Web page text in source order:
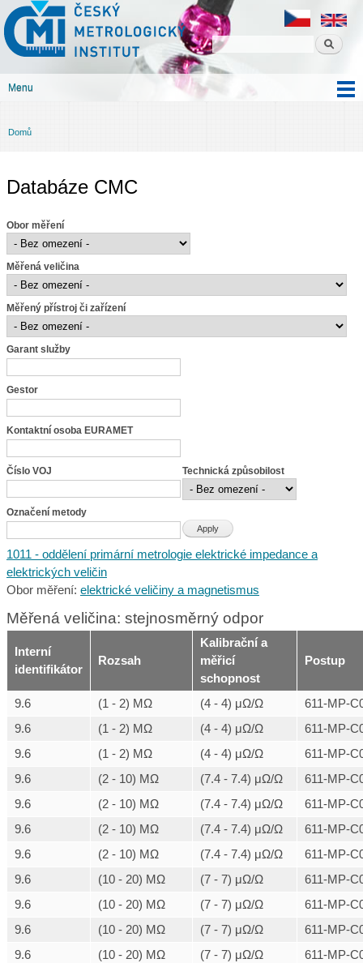
obsahu
Český
metrologický
institut
Menu
Jste zde
Domů
Databáze CMC
Obor měření
Měřená veličina
Měřený přístroj či zařízení
Garant služby
Gestor
Kontaktní osoba EURAMET
Číslo VOJ Technická způsobilost
Označení metody
1011 - oddělení primární metrologie elektrické impedance a
elektrických veličin
Obor měření: elektrické veličiny a magnetismus
Měřená veličina: stejnosměrný odpor
Interní
identifikátor
Rozsah
Kalibrační a
měřicí
schopnost
Postup
9.6 (1 - 2) MΩ (4 - 4) μΩ/Ω
611-MP-
9.6
(1 - 2) MΩ (4 - 4) μΩ/Ω
611-MP-
9.6
(1 - 2) MΩ (4 - 4) μΩ/Ω
611-MP-
9.6
(2 - 10) MΩ (7.4 - 7.4) μΩ/Ω
611-MP-
9.6
(2 - 10) MΩ (7.4 - 7.4) μΩ/Ω
611-MP-
9.6
(2 - 10) MΩ (7.4 - 7.4) μΩ/Ω
611-MP-
9.6
(2 - 10) MΩ (7.4 - 7.4) μΩ/Ω
611-MP-
9.6
(10 - 20) MΩ (7 - 7) μΩ/Ω
611-MP-
9.6
(10 - 20) MΩ (7 - 7) μΩ/Ω
611-MP-
9.6
(10 - 20) MΩ (7 - 7) μΩ/Ω
611-MP-
9.6
(10 - 20) MΩ (7 - 7) μΩ/Ω
611-MP-